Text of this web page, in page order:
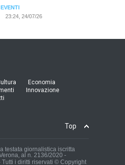
EVENTI
23:24, 24/07/26
RIMINI, PRIMO CONVEGNO
EVENTI
19:44, 24/07/26
accordo raggiunto tra
Sofia - Cervello” e le
organizzazioni sindacali
Economia
Innovazione
Top
testata giornalistica iscritta
al n. 2136/2020 -
i diritti riservati © Copyright